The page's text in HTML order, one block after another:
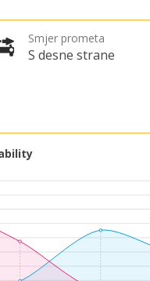
Smjer prometa
S desne strane